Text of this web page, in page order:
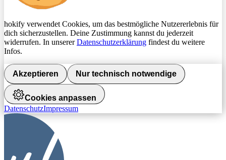
hokify verwendet Cookies, um das bestmögliche Nutzererlebnis für
dich sicherzustellen. Deine Zustimmung kannst du jederzeit
widerrufen. In unsererDatenschutzerklärung findest du weitere
Infos.
Akzeptieren Nur technisch notwendige
Cookies anpassen
DatenschutzImpressum